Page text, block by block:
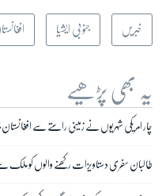
خبریں جنوبی ایشیا
یہ بھی پڑھیے
چار امریکی شہریوں نے زمینی راستے سے افغانستان
طالبان سفری دستاویزات رکھنے والوں کو